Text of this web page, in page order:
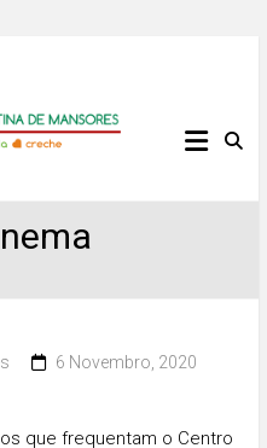
6 Novembro, 2020
que frequentam o Centro